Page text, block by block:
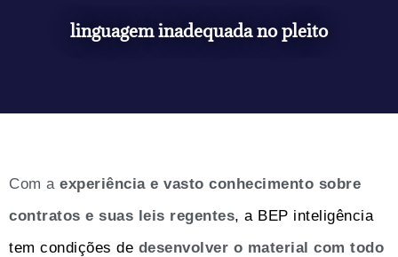
linguagem inadequada no pleito
Com a experiência e vasto conhecimento sobre
contratos e suas leis regentes, a BEP inteligência
tem condições de desenvolver o material com todo